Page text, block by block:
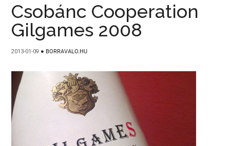
Csobánc Cooperation
Gilgames 2008
2013-01-09 ● BORRAVALO.HU